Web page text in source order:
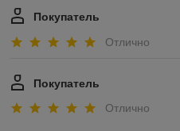
Покупатель
Отлично
Покупатель
Отлично